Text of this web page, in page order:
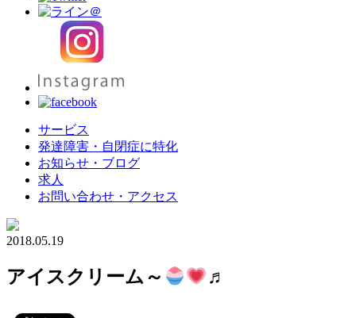
サービス
発達障害・自閉症に特化
お知らせ・ブログ
求人
お問い合わせ・アクセス
2018.05.19
アイスクリーム～ ♬